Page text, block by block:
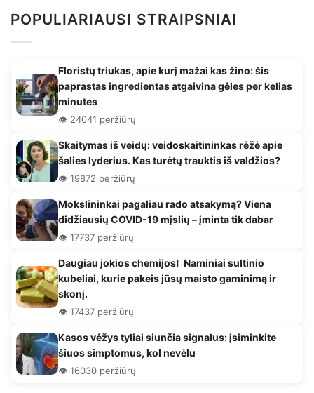
POPULIARIAUSI STRAIPSNIAI
Floristų triukas, apie kurį mažai kas žino: šis
paprastas ingredientas atgaivina gėles per kelias
minutes
👁️ 24041 peržiūrų
Skaitymas iš veidų: veidoskaitininkas rėžė apie
šalies lyderius. Kas turėtų trauktis iš valdžios?
👁️ 19872 peržiūrų
Mokslininkai pagaliau rado atsakymą? Viena
didžiausių COVID-19 mįslių – įminta tik dabar
👁️ 17737 peržiūrų
Daugiau jokios chemijos! Naminiai sultinio
kubeliai, kurie pakeis jūsų maisto gaminimą ir
skonį.
👁️ 17437 peržiūrų
Kasos vėžys tyliai siunčia signalus: įsiminkite
šiuos simptomus, kol nevėlu
👁️ 16030 peržiūrų